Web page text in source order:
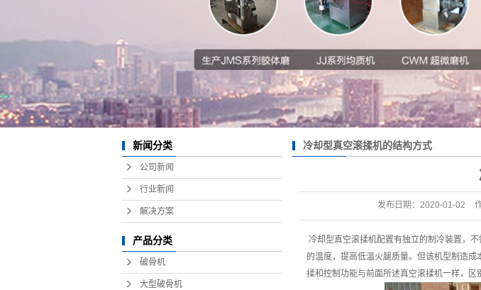
新闻分类
公司新闻
行业新闻
解决方案
产品分类
破骨机
大型破骨机
冷却型真空滚揉机的结构方式
发布日期： 2020-01-02
冷却型真空滚揉机配置有独立的制冷装置，
的温度，提高低温火腿质量。但该机型制造
揉和控制功能与前面所述真空滚揉机一样，区